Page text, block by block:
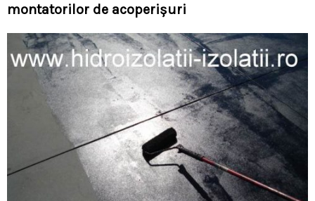
montatorilor de acoperişuri